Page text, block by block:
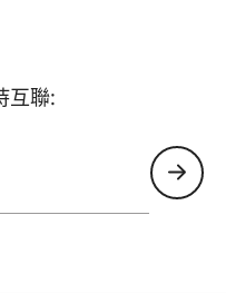
互聯: